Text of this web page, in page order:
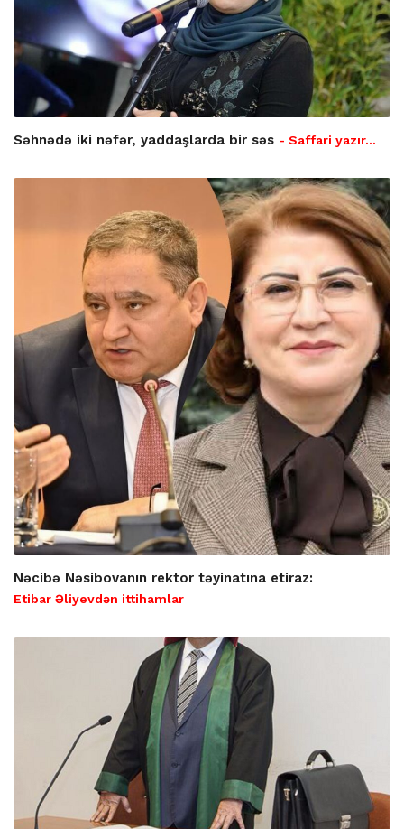
Səhnədə iki nəfər, yaddaşlarda bir səs - Saffari yazır…
Nəcibə Nəsibovanın rektor təyinatına etiraz:
Etibar Əliyevdən ittihamlar